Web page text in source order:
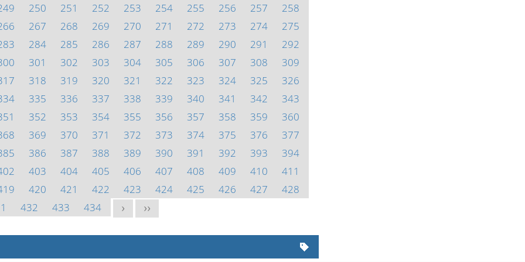
250 251 252 253 254 255 256 257
258
267 268 269 270 271 272 273 274
275
284 285 286 287 288 289 290 291
292
301 302 303 304 305 306 307 308
309
318 319 320 321 322 323 324 325
326
335 336 337 338 339 340 341 342
343
352 353 354 355 356 357 358 359
360
369 370 371 372 373 374 375 376
377
386 387 388 389 390 391 392 393
394
403 404 405 406 407 408 409 410
411
420 421 422 423 424 425 426 427
428
432 433 434 > >>